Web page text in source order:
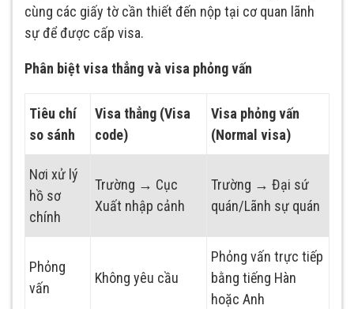
cùng các giấy tờ cần thiết đến nộp tại cơ quan lãnh
sự để được cấp visa.
Phân biệt visa thẳng và visa phỏng vấn
Tiêu chí
so sánh
Visa thẳng (Visa
code)
Visa phỏng vấn
(Normal visa)
Nơi xử lý
hồ sơ
chính
Trường → Cục
Xuất nhập cảnh
Trường → Đại sứ
quán/Lãnh sự quán
Phỏng
vấn
Không yêu cầu
Phỏng vấn trực tiếp
bằng tiếng Hàn
hoặc Anh